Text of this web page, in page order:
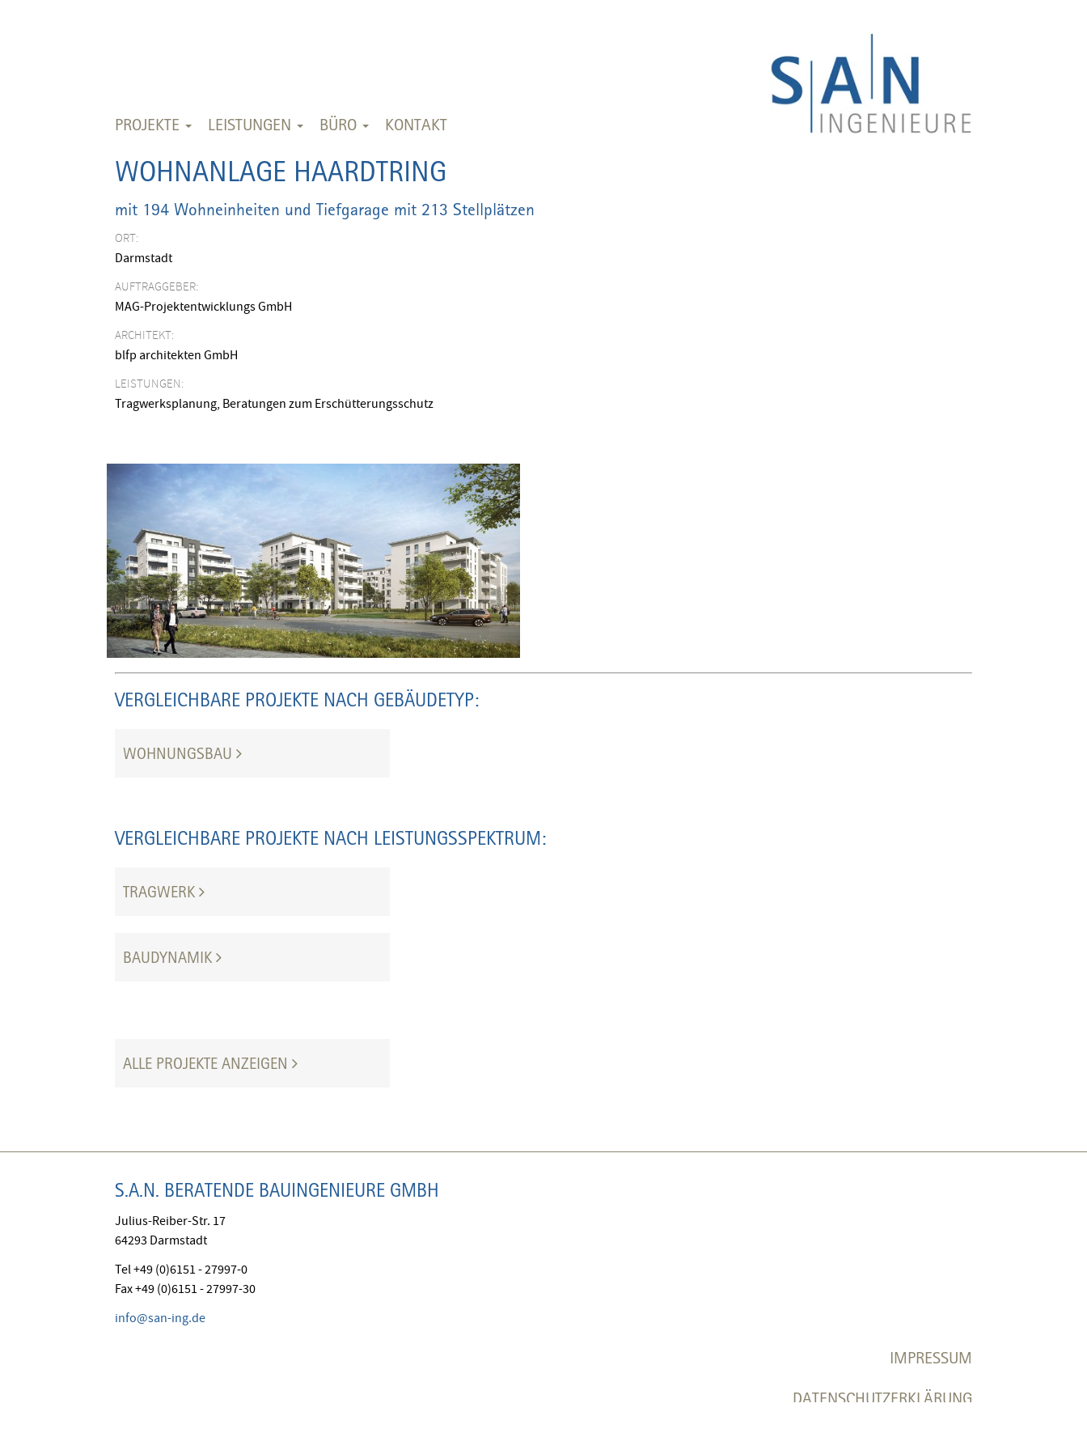
PROJEKTE LEISTUNGEN BÜRO KONTAKT
WOHNANLAGE HAARDTRING
mit 194 Wohneinheiten und Tiefgarage mit 213 Stellplätzen
ORT:
Darmstadt
AUFTRAGGEBER:
MAG-Projektentwicklungs GmbH
ARCHITEKT:
blfp architekten GmbH
LEISTUNGEN:
Tragwerksplanung, Beratungen zum Erschütterungsschutz
VERGLEICHBARE PROJEKTE NACH GEBÄUDETYP:
WOHNUNGSBAU
VERGLEICHBARE PROJEKTE NACH LEISTUNGSSPEKTRUM:
TRAGWERK
BAUDYNAMIK
ALLE PROJEKTE ANZEIGEN
S.A.N. BERATENDE BAUINGENIEURE GMBH
Julius-Reiber-Str. 17
64293 Darmstadt
Tel +49 (0)6151 - 27997-0
Fax +49 (0)6151 - 27997-30
info@san-ing.de
IMPRESSUM
DATENSCHUTZERKLÄRUNG